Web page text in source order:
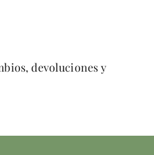
devoluciones y